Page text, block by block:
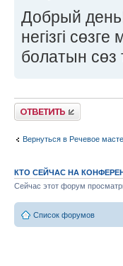
Добрый день!
негізгі
болатын сөз
Ответить
Вернуться в Речевое
КТО СЕЙЧАС НА
Сейчас этот форум
Список форумов